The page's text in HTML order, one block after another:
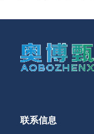
联系信息